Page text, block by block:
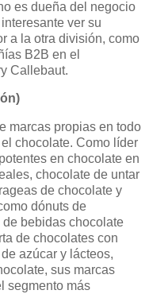
es dueña del negocio
ver su
a la otra división, como
B2B en el
Callebaut.
marcas propias en todo
chocolate. Como líder
en chocolate en
chocolate de untar
de chocolate y
dónuts de
bebidas chocolate
de chocolates con
azúcar y lácteos,
sus marcas
segmento más